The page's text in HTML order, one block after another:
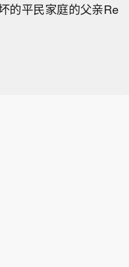
的平民家庭的父亲Re